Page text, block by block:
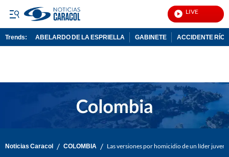
LIVE
Trends: ABELARDO DE LA ESPRIELLA GABINETE ACCIDENTE RÍO
Noticias Caracol / COLOMBIA / Las versiones por homicidio de un líder